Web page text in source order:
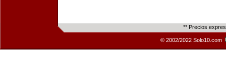
** Precios
© 2002/2022 Solo10.com